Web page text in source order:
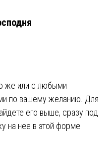
же или с любыми
по вашему желанию. Для
его выше, сразу под
на нее в этой форме